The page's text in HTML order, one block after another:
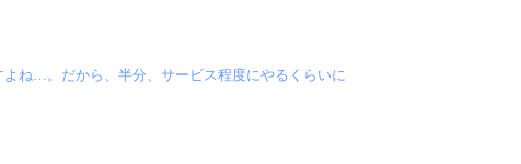
ね…。だから、半分、サービス程度にやるくらいに